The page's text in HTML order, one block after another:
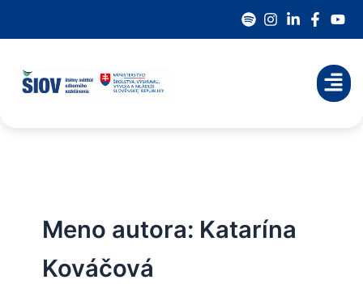
Meno autora: Katarína
Kováčová